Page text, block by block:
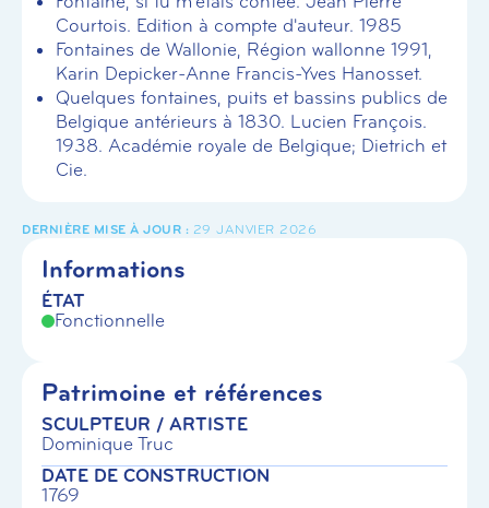
Courtois. Edition à compte d'auteur. 1985
Fontaines de Wallonie, Région wallonne 1991,
Karin Depicker-Anne Francis-Yves Hanosset.
Quelques fontaines, puits et bassins publics de
Belgique antérieurs à 1830. Lucien François.
1938. Académie royale de Belgique; Dietrich et
Cie.
29 JANVIER 2026
Informations
ÉTAT
Fonctionnelle
Patrimoine et références
SCULPTEUR / ARTISTE
Dominique Truc
DATE DE CONSTRUCTION
1769